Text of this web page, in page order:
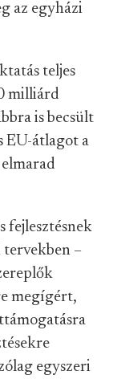
az egyházi
teljes
milliárd
is becsült
EU-átlagot a
fejlesztésnek
–
megígért,
egyszeri